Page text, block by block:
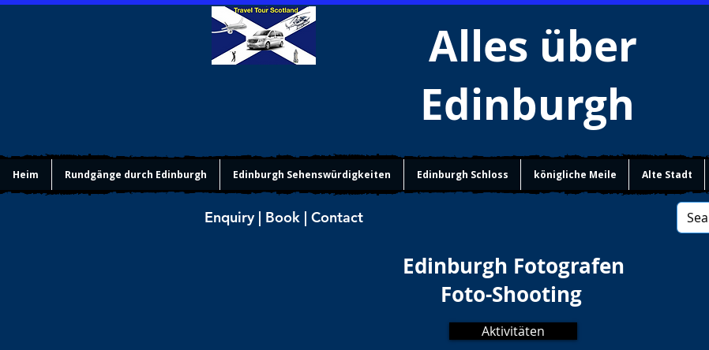
Alles über
Edinburgh
Heim Rundgänge durch Edinburgh Edinburgh Sehenswürdigkeiten Edinburgh Schloss königliche Meile Alte Stadt
Enquiry | Book | Contact
Edinburgh Fotografen
Foto-Shooting
Aktivitäten